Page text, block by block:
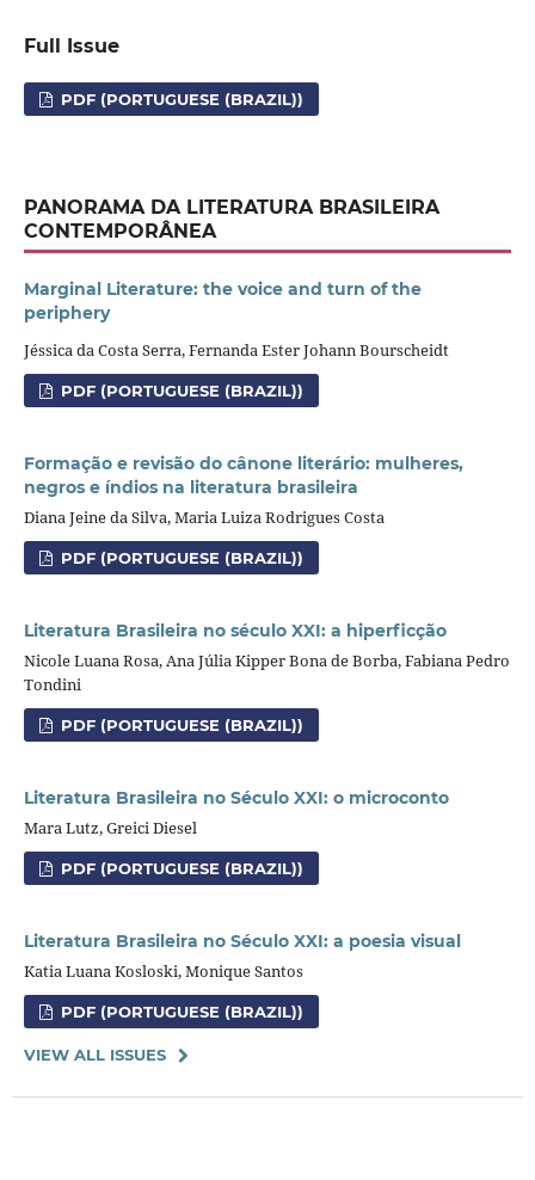
Full Issue
PDF (PORTUGUESE (BRAZIL))
PANORAMA DA LITERATURA BRASILEIRA
CONTEMPORÂNEA
Marginal Literature: the voice and turn of the
periphery
Jéssica da Costa Serra, Fernanda Ester Johann Bourscheidt
PDF (PORTUGUESE (BRAZIL))
Formação e revisão do cânone literário: mulheres,
negros e índios na literatura brasileira
Diana Jeine da Silva, Maria Luiza Rodrigues Costa
PDF (PORTUGUESE (BRAZIL))
Literatura Brasileira no século XXI: a hiperficção
Nicole Luana Rosa, Ana Júlia Kipper Bona de Borba, Fabiana Pedro
Tondini
PDF (PORTUGUESE (BRAZIL))
Literatura Brasileira no Século XXI: o microconto
Mara Lutz, Greici Diesel
PDF (PORTUGUESE (BRAZIL))
Literatura Brasileira no Século XXI: a poesia visual
Katia Luana Kosloski, Monique Santos
PDF (PORTUGUESE (BRAZIL))
VIEW ALL ISSUES